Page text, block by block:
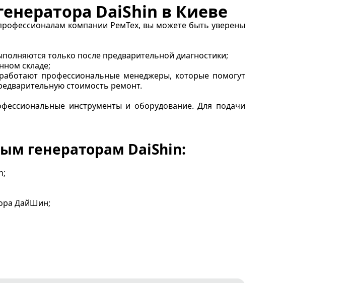
DaiShin в Киеве
компании РемТех, вы можете быть уверены
только после предварительной диагностики;
складе;
профессиональные менеджеры, которые помогут
стоимость ремонт.
инструменты и оборудование. Для подачи
генераторам DaiShin:
ДайШин;